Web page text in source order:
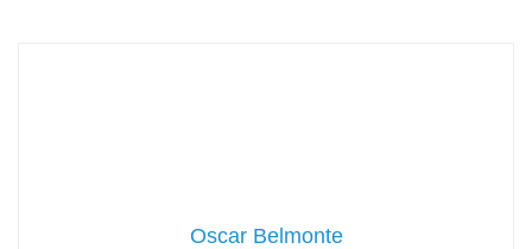
Oscar Belmonte